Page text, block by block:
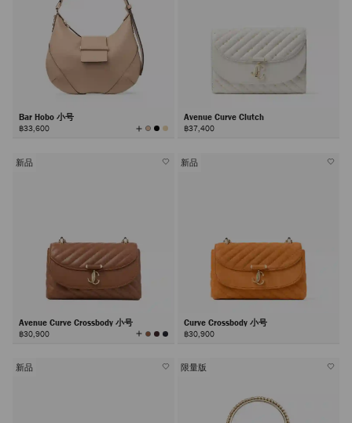
Bar Hobo 小号
฿33,600 查
看
Avenue Curve Clutch
฿37,400
新品
Avenue Curve Crossbody 小号
฿30,900 查
看
新品
Curve Crossbody 小号
฿30,900
新品 限量版